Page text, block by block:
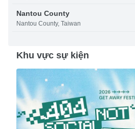
Nantou County
Nantou County, Taiwan
Khu vực sự kiện